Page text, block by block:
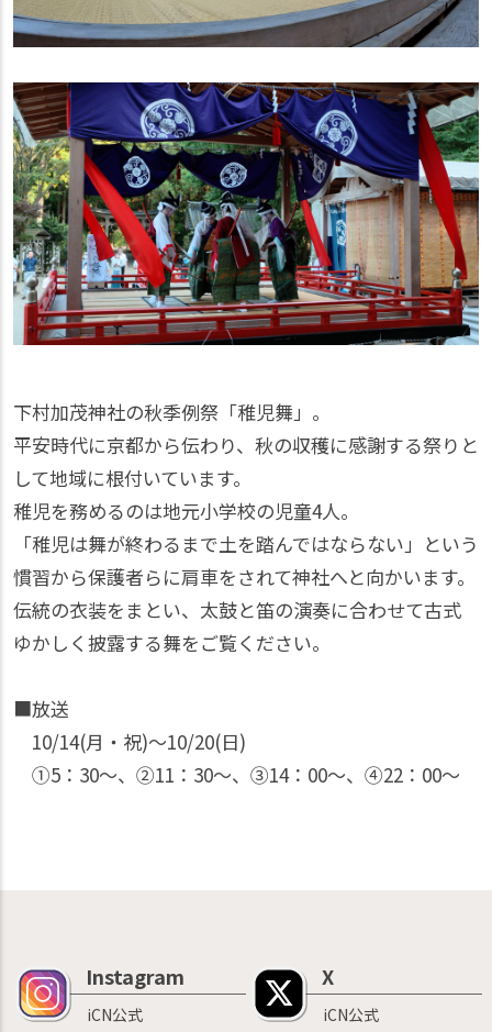
下村加茂神社の秋季例祭「稚児舞」。
平安時代に京都から伝わり、秋の収穫に感謝する祭りと
して地域に根付いています。
稚児を務めるのは地元小学校の児童4人。
「稚児は舞が終わるまで土を踏んではならない」という
慣習から保護者らに肩車をされて神社へと向かいます。
伝統の衣装をまとい、太鼓と笛の演奏に合わせて古式
ゆかしく披露する舞をご覧ください。
■放送
10/14(月・祝)〜10/20(日)
①5：30〜、②11：30〜、③14：00〜、④22：00〜
Instagram
iCN公式
X
iCN公式